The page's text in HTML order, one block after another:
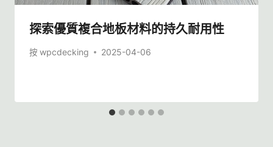
探索優質複合地板材料的持久耐用性
按 wpcdecking 2025-04-06